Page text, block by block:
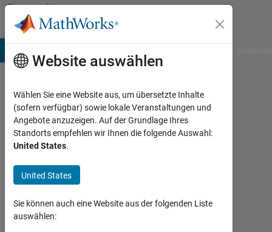
Weiter zum Inhalt
Community
Profile
Ted
Baker
Last
mehr
als
ein
Jahr
Website auswählen
Wählen Sie eine Website aus, um übersetzte Inhalte
(sofern verfügbar) sowie lokale Veranstaltungen und
Angebote anzuzeigen. Auf der Grundlage Ihres
Standorts empfehlen wir Ihnen die folgende Auswahl:
United States.
United States
Sie können auch eine Website aus der folgenden Liste
auswählen: